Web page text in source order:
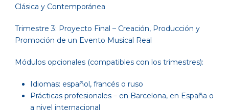
Clásica y Contemporánea
Trimestre 3: Proyecto Final – Creación, Producción y
Promoción de un Evento Musical Real
Módulos opcionales (compatibles con los trimestres):
Idiomas: español, francés o ruso
Prácticas profesionales – en Barcelona, en España o
a nivel internacional